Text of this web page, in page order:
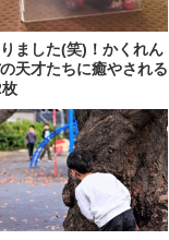
ました(笑)！かくれん
天才たちに癒やされる